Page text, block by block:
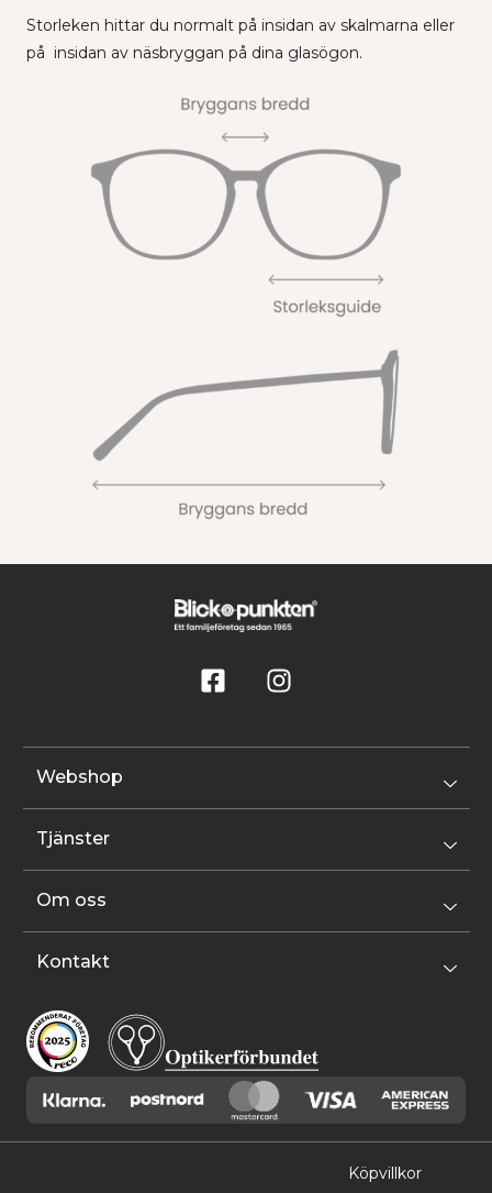
Storleken hittar du normalt på insidan av skalmarna eller
på insidan av näsbryggan på dina glasögon.
Webshop
Tjänster
Om oss
Kontakt
Köpvillkor